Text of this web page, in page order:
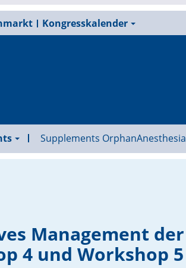
Kongresskalender
Supplements OrphanAnesthesia
Management der
4 und Workshop 5